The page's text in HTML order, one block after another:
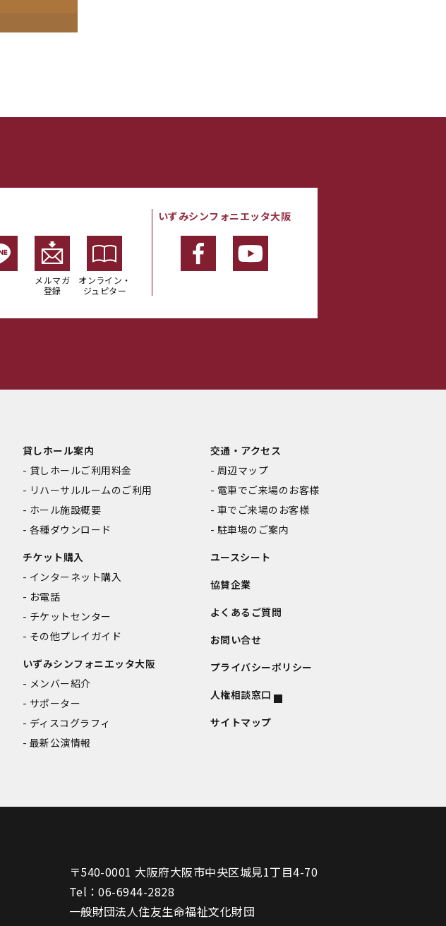
メルマガ
登録
オンライン・
ジュピター
いずみシンフォニエッタ大阪
貸しホール案内
貸しホールご利用料金
リハーサルルームのご利用
ホール施設概要
各種ダウンロード
チケット購入
インターネット購入
お電話
チケットセンター
その他プレイガイド
いずみシンフォニエッタ大阪
メンバー紹介
サポーター
ディスコグラフィ
最新公演情報
交通・アクセス
周辺マップ
電車でご来場のお客様
車でご来場のお客様
駐車場のご案内
ユースシート
協賛企業
よくあるご質問
お問い合せ
プライバシーポリシー
人権相談窓口
サイトマップ
〒540-0001 大阪府大阪市中央区城見1丁目4-70
Tel：06-6944-2828
一般財団法人住友生命福祉文化財団